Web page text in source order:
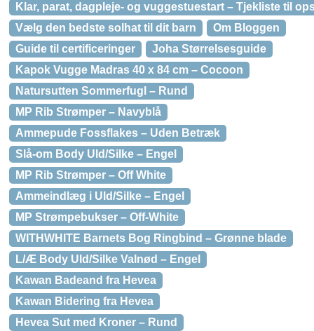
Klar, parat, dagpleje- og vuggestuestart – Tjekliste til
Vælg den bedste solhat til dit barn
Om Bloggen
Guide til certificeringer
Joha Størrelsesguide
Kapok Vugge Madras 40 x 84 cm – Cocoon
Natursutten Sommerfugl – Rund
MP Rib Strømper – Navyblå
Ammepude Fossflakes – Uden Betræk
Slå-om Body Uld/Silke – Engel
MP Rib Strømper – Off White
Ammeindlæg i Uld/Silke – Engel
MP Strømpebukser – Off-White
WITHWHITE Barnets Bog Ringbind – Grønne blade
L/Æ Body Uld/Silke Valnød – Engel
Kawan Badeand fra Hevea
Kawan Bidering fra Hevea
Hevea Sut med Kroner – Rund